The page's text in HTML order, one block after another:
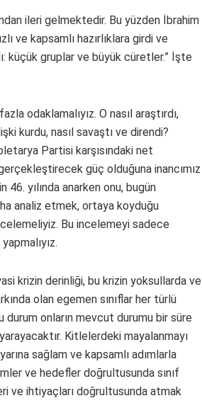
ileri gelmektedir. Bu yüzden İbrahim
ve kapsamlı hazırlıklara girdi ve
küçük gruplar ve büyük cüretler.” İşte
odaklamalıyız. O nasıl araştırdı,
kurdu, nasıl savaştı ve direndi?
Partisi karşısındaki net
güç olduğuna inancımız
yılında anarken onu, bugün
analiz etmek, ortaya koyduğu
Bu incelemeyi sadece
krizin derinliği, bu krizin yoksullarda ve
olan egemen sınıflar her türlü
onların mevcut durumu bir süre
Kitlelerdeki mayalanmayı
sağlam ve kapsamlı adımlarla
ve hedefler doğrultusunda sınıf
ve ihtiyaçları doğrultusunda atmak